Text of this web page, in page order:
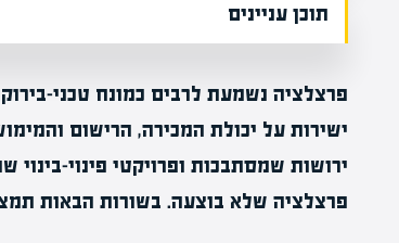
תוכן עניינים
פרצלציה נשמעת לרבים כמונח טכני-
ישירות על יכולת המכירה, הרישום
ירושות שמסתבכות ופרויקטי פינוי-
פרצלציה שלא בוצעה. בשורות הבאות